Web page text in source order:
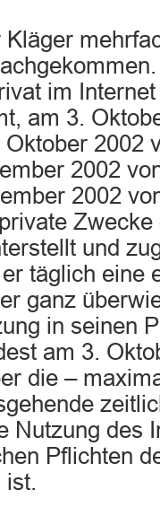
im
am 3.
2002
2002
2002
und
täglich eine
ganz
in seinen
am 3.
die –
Nutzung des
Pflichten
ist.